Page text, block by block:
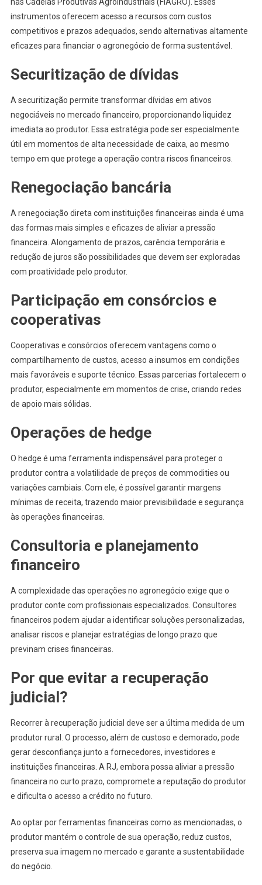
instrumentos oferecem acesso a recursos com custos
competitivos e prazos adequados, sendo alternativas altamente
eficazes para financiar o agronegócio de forma sustentável.
Securitização de dívidas
A securitização permite transformar dívidas em ativos
negociáveis no mercado financeiro, proporcionando liquidez
imediata ao produtor. Essa estratégia pode ser especialmente
útil em momentos de alta necessidade de caixa, ao mesmo
tempo em que protege a operação contra riscos financeiros.
Renegociação bancária
A renegociação direta com instituições financeiras ainda é uma
das formas mais simples e eficazes de aliviar a pressão
financeira. Alongamento de prazos, carência temporária e
redução de juros são possibilidades que devem ser exploradas
com proatividade pelo produtor.
Participação em consórcios e
cooperativas
Cooperativas e consórcios oferecem vantagens como o
compartilhamento de custos, acesso a insumos em condições
mais favoráveis e suporte técnico. Essas parcerias fortalecem o
produtor, especialmente em momentos de crise, criando redes
de apoio mais sólidas.
Operações de hedge
O hedge é uma ferramenta indispensável para proteger o
produtor contra a volatilidade de preços de commodities ou
variações cambiais. Com ele, é possível garantir margens
mínimas de receita, trazendo maior previsibilidade e segurança
às operações financeiras.
Consultoria e planejamento
financeiro
A complexidade das operações no agronegócio exige que o
produtor conte com profissionais especializados. Consultores
financeiros podem ajudar a identificar soluções personalizadas,
analisar riscos e planejar estratégias de longo prazo que
previnam crises financeiras.
Por que evitar a recuperação
judicial?
Recorrer à recuperação judicial deve ser a última medida de um
produtor rural. O processo, além de custoso e demorado, pode
gerar desconfiança junto a fornecedores, investidores e
instituições financeiras. A RJ, embora possa aliviar a pressão
financeira no curto prazo, compromete a reputação do produtor
e dificulta o acesso a crédito no futuro.
Ao optar por ferramentas financeiras como as mencionadas, o
produtor mantém o controle de sua operação, reduz custos,
preserva sua imagem no mercado e garante a sustentabilidade
do negócio.